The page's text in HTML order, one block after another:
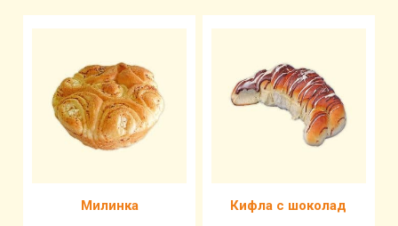
Милинка Кифла с шоколад